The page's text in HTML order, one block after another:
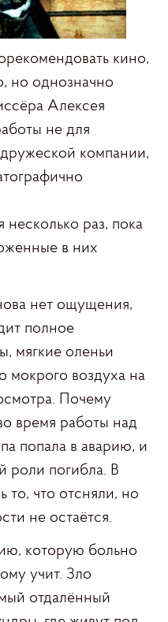
кино,
но однозначно
Алексея
не для
компании,
несколько раз, пока
в них
нет ощущения,
полное
мягкие оленьи
мокрого воздуха на
Почему
время работы над
попала в аварию, и
роли погибла. В
то, что отсняли, но
не остаётся.
которую больно
учит. Зло
отдалённый